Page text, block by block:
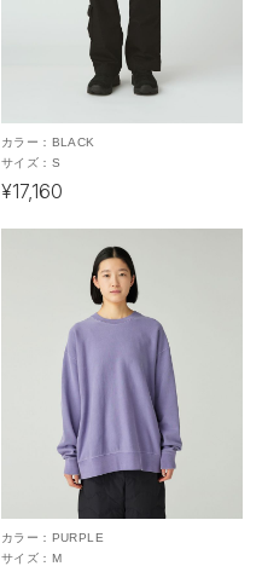
カラー： BLACK
サイズ： S
¥17,160
カラー： PURPLE
サイズ： M